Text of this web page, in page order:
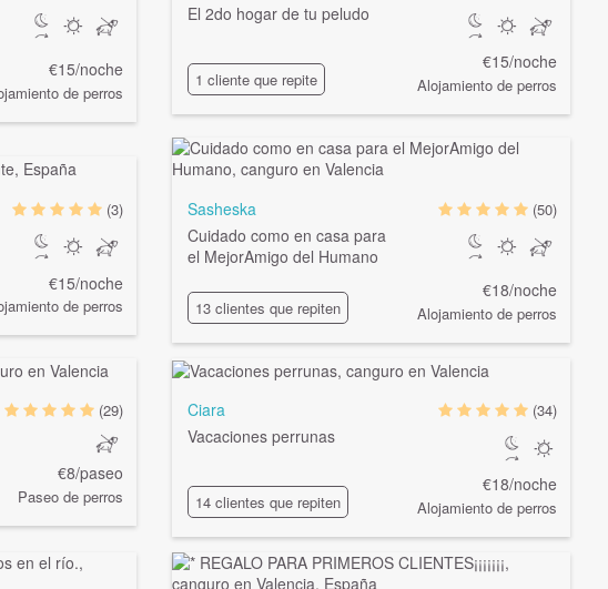
€15/noche
de perros
El 2do hogar de tu peludo
1 cliente que repite
€15/noche
Alojamiento de perros
(3)
€15/noche
de perros
Sasheska
Cuidado como en casa para
el MejorAmigo del Humano
13 clientes que repiten
(50)
€18/noche
Alojamiento de perros
(29)
€8/paseo
Paseo de perros
Ciara
Vacaciones perrunas
14 clientes que repiten
(34)
€18/noche
Alojamiento de perros